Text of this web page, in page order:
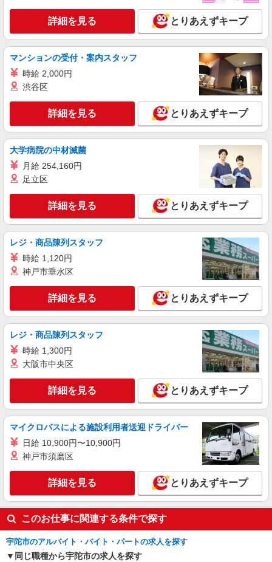
派遣社員
株式会社kotrio /●NR-H-1882795
榛原駅すぐ⇒キレイな病院で介護補助/事務作
業など
時給1500円〜2125円 ＜日払い有/週払い有/交
キープ 詳細を見る
株式会社kotrio /●NR-H-2021575
宇陀市＊グループホームSTAFF＊生活のサポ
時給1500円〜2125円 ＜日払い有/週払い有/交
通費全支給(ガソリン代含む)＞
宇陀市
キープ 詳細を見る
派遣社員
株式会社kotrio /●NR-H-1882892
＜年齢不問＞カンタン業務の障がい者支援員｜
軽作業補助×日払OK
時給1500円〜2125円 ＜日払い有/週払い有/交
通費全支給(ガソリン代含む)＞
キープ 詳細を見る
派遣社員
株式会社kotrio /●NR-H-2099781
介護は人生のサポーター。サ高住STAFF募
集。日払いOK！
時給1500円〜2150円 ＜日払い有/週払い有/交
通費全支給(ガソリン代含む)＞
宇陀市
キープ
詳細を見る とりあえずキープ
マンションの受付・案内スタッフ
時給 2,000円
渋谷区
詳細を見る とりあえずキープ
大学病院の中材滅菌
月給 254,160円
足立区
詳細を見る とりあえずキープ
レジ・商品陳列スタッフ
時給 1,120円
神戸市垂水区
詳細を見る とりあえずキープ
レジ・商品陳列スタッフ
時給 1,300円
大阪市中央区
詳細を見る とりあえずキープ
マイクロバスによる施設利用者送迎ドライバー
日給 10,900円〜10,900円
神戸市須磨区
詳細を見る とりあえずキープ
このお仕事に関連する条件で探す
宇陀市のアルバイト・バイト・パートの求人を探す
同じ職種から宇陀市の求人を探す